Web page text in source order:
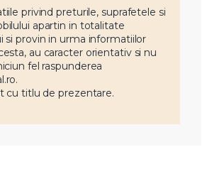
privind preturile, suprafetele si
apartin in totalitate
si provin in urma informatiilor
au caracter orientativ si nu
fel raspunderea
cu titlu de prezentare.